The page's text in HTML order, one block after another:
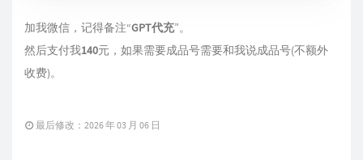
加我微信，记得备注“GPT代充”。
然后支付我140元，如果需要成品号需要和我说成品号(不额外
收费)。
最后修改：2026 年 03 月 06 日